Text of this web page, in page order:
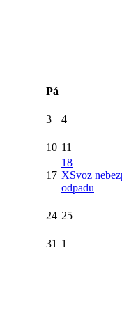
Pá
3 4
10 11
17
18
XSvoz
odpadu
24 25
31 1